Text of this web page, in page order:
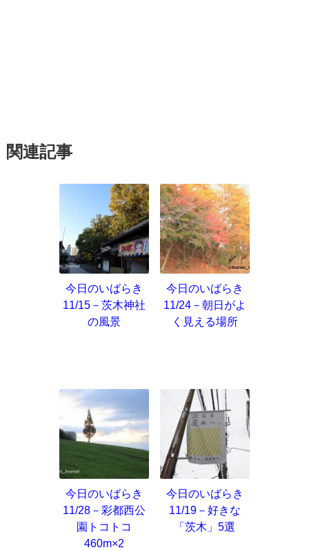
関連記事
今日のいばらき
11/15－茨木神社
の風景
今日のいばらき
11/24－朝日がよ
く見える場所
今日のいばらき
11/28－彩都西公
園トコトコ
460m×2
今日のいばらき
11/19－好きな
「茨木」5選